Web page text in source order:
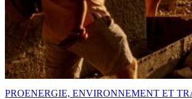
PROENERGIE, ENVIRONNEMENT ET